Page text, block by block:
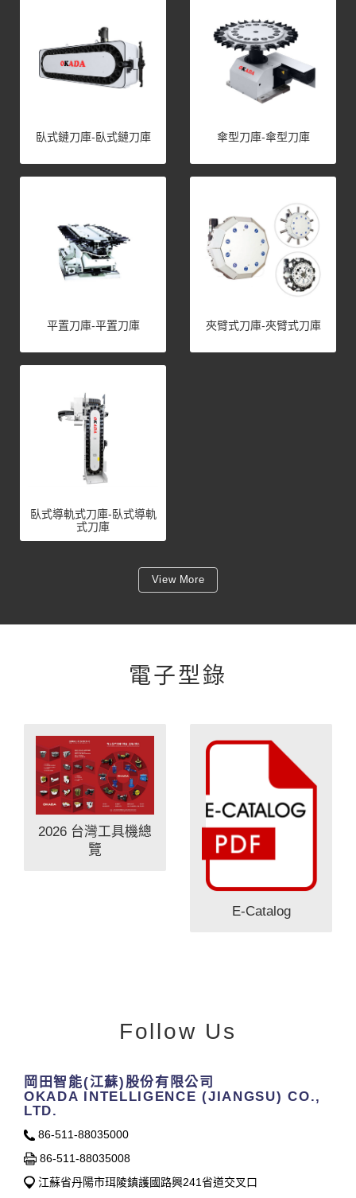
臥式鏈刀庫-臥式鏈刀庫 傘型刀庫-傘型刀庫
平置刀庫-平置刀庫 夾臂式刀庫-夾臂式刀庫
臥式導軌式刀庫-臥式導軌
式刀庫
View More
電子型錄
2026 台灣工具機總
覽
E-Catalog
Follow Us
岡田智能(江蘇)股份有限公司
OKADA INTELLIGENCE (JIANGSU) CO.,
LTD.
86-511-88035000
86-511-88035008
江蘇省丹陽市珥陵鎮護國路興241省道交叉口